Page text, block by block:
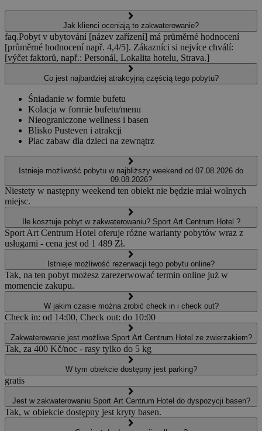
Jak klienci oceniają to zakwaterowanie?
faq.Pobyt v ubytování [název zařízení] má průměrné hodnocení
[průměrné hodnocení např. 4,4/5]. Zákazníci si nejvíce chválí:
[výčet faktorů, např.: Personál, Lokalita hotelu, Strava.]
Co jest najbardziej atrakcyjną częścią tego pobytu?
Śniadanie w formie bufetu
Kolacja w formie bufetu/menu
Nieograniczone wellness i basen
Blisko Pusteven i atrakcji
Plac zabaw dla dzieci na zewnątrz
Istnieje możliwość pobytu w najbliższy weekend od 07.08.2026 do
09.08.2026?
Niestety w następny weekend ten obiekt nie będzie miał wolnych
miejsc.
Ile kosztuje pobyt w zakwaterowaniu? Sport Art Centrum Hotel ?
Sport Art Centrum Hotel oferuje różne warianty pobytów wraz z
usługami - cena jest od 1 489 Zł.
Istnieje możliwość rezerwacji tego pobytu online?
Tak, na ten pobyt możesz zarezerwować termin online już w
momencie zakupu.
W jakim czasie można zrobić check in i check out?
Check in: od 14:00, Check out: do 10:00
Zakwaterowanie jest możliwe Sport Art Centrum Hotel ze zwierzakiem?
Tak, za 400 Kč/noc - rasy tylko do 5 kg
W tym obiekcie dostępny jest parking?
gratis
Jest w zakwaterowaniu Sport Art Centrum Hotel do dyspozycji basen?
Tak, w obiekcie dostępny jest kryty basen.